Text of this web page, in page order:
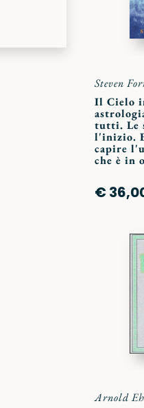
Steven
Il Cielo
tutti. Le
l'inizio.
capire
che è in
€
Arnold